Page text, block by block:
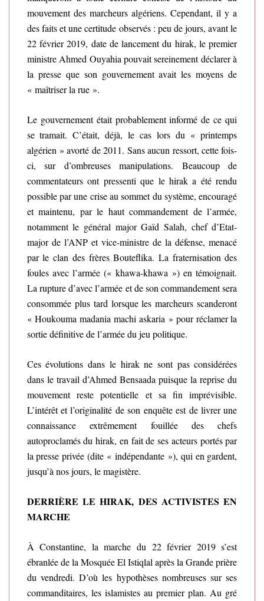
mouvement des marcheurs algériens. Cependant, il y a
des faits et une certitude observés : peu de jours, avant le
22 février 2019, date de lancement du hirak, le premier
ministre Ahmed Ouyahia pouvait sereinement déclarer à
la presse que son gouvernement avait les moyens de
« maîtriser la rue ».
Le gouvernement était probablement informé de ce qui
se tramait. C’était, déjà, le cas lors du « printemps
algérien » avorté de 2011. Sans aucun ressort, cette fois-
ci, sur d’ombreuses manipulations. Beaucoup de
commentateurs ont pressenti que le hirak a été rendu
possible par une crise au sommet du système, encouragé
et maintenu, par le haut commandement de l’armée,
notamment le général major Gaïd Salah, chef d’Etat-
major de l’ANP et vice-ministre de la défense, menacé
par le clan des frères Bouteflika. La fraternisation des
foules avec l’armée (« khawa-khawa ») en témoignait.
La rupture d’avec l’armée et de son commandement sera
consommée plus tard lorsque les marcheurs scanderont
« Houkouma madania machi askaria » pour réclamer la
sortie définitive de l’armée du jeu politique.
Ces évolutions dans le hirak ne sont pas considérées
dans le travail d’Ahmed Bensaada puisque la reprise du
mouvement reste potentielle et sa fin imprévisible.
L’intérêt et l’originalité de son enquête est de livrer une
connaissance extrêmement fouillée des chefs
autoproclamés du hirak, en fait de ses acteurs portés par
la presse privée (dite « indépendante »), qui en gardent,
jusqu’à nos jours, le magistère.
DERRIÈRE LE HIRAK, DES ACTIVISTES EN
MARCHE
À Constantine, la marche du 22 février 2019 s’est
ébranlée de la Mosquée El Istiqlal après la Grande prière
du vendredi. D’où les hypothèses nombreuses sur ses
commanditaires, les islamistes au premier plan. Au gré